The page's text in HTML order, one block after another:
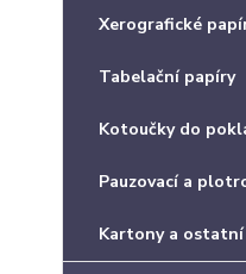
Xerografické
Tabelační papíry
Kotoučky do
Pauzovací a
Kartony a